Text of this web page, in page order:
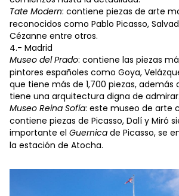
Tate Modern: contiene piezas de arte
reconocidos como Pablo Picasso,
Cézanne entre otros.
4.- Madrid
Museo del Prado: contiene las piezas
pintores españoles como Goya,
que tiene más de 1,700 piezas, además
tiene una arquitectura digna de admirar.
Museo Reina Sofía: este museo de arte
contiene piezas de Picasso, Dalí y Miró
importante el Guernica de Picasso, se
la estación de Atocha.